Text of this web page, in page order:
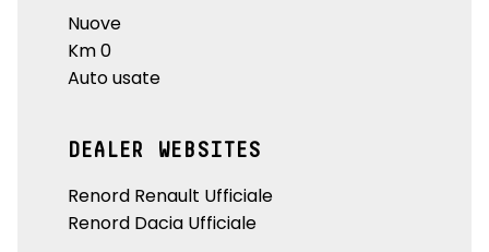
Nuove
Km 0
Auto usate
DEALER WEBSITES
Renord Renault Ufficiale
Renord Dacia Ufficiale